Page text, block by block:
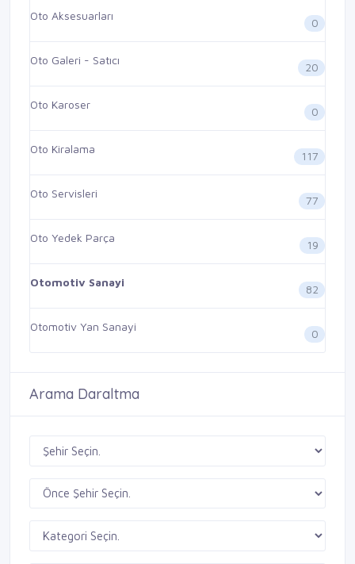
Oto Aksesuarları
0
Oto Galeri - Satıcı
20
Oto Karoser
0
Oto Kiralama
117
Oto Servisleri
77
Oto Yedek Parça
19
Otomotiv Sanayi
82
Otomotiv Yan Sanayi
0
Arama Daraltma